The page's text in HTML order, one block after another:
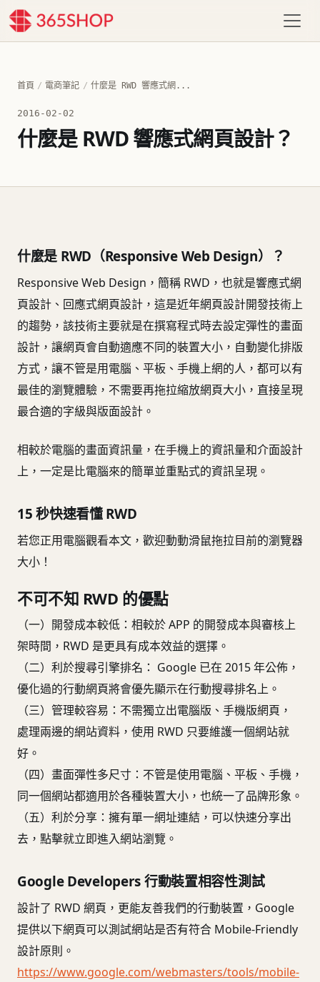
首頁 / 電商筆記 / 什麼是 RWD 響應式網...
2016-02-02
什麼是 RWD 響應式網頁設計？
什麼是 RWD（Responsive Web Design）？
Responsive Web Design，簡稱 RWD，也就是響應式網
頁設計、回應式網頁設計，這是近年網頁設計開發技術上
的趨勢，該技術主要就是在撰寫程式時去設定彈性的畫面
設計，讓網頁會自動適應不同的裝置大小，自動變化排版
方式，讓不管是用電腦、平板、手機上網的人，都可以有
最佳的瀏覽體驗，不需要再拖拉縮放網頁大小，直接呈現
最合適的字級與版面設計。
相較於電腦的畫面資訊量，在手機上的資訊量和介面設計
上，一定是比電腦來的簡單並重點式的資訊呈現。
15 秒快速看懂 RWD
若您正用電腦觀看本文，歡迎動動滑鼠拖拉目前的瀏覽器
大小！
不可不知 RWD 的優點
（一）開發成本較低：相較於 APP 的開發成本與審核上
架時間，RWD 是更具有成本效益的選擇。
（二）利於搜尋引擎排名： Google 已在 2015 年公佈，
優化過的行動網頁將會優先顯示在行動搜尋排名上。
（三）管理較容易：不需獨立出電腦版、手機版網頁，
處理兩邊的網站資料，使用 RWD 只要維護一個網站就
好。
（四）畫面彈性多尺寸：不管是使用電腦、平板、手機，
同一個網站都適用於各種裝置大小，也統一了品牌形象。
（五）利於分享：擁有單一網址連結，可以快速分享出
去，點擊就立即進入網站瀏覽。
Google Developers 行動裝置相容性測試
設計了 RWD 網頁，更能友善我們的行動裝置，Google
提供以下網頁可以測試網站是否有符合 Mobile-Friendly
設計原則。
https://www.google.com/webmasters/tools/mobile-